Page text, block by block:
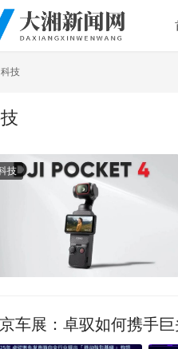
科技
技
车展：卓驭如何携手